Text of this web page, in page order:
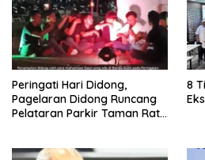
Peringati Hari Didong,
Pagelaran Didong Runcang
Pelataran Parkir Taman Ratu
8